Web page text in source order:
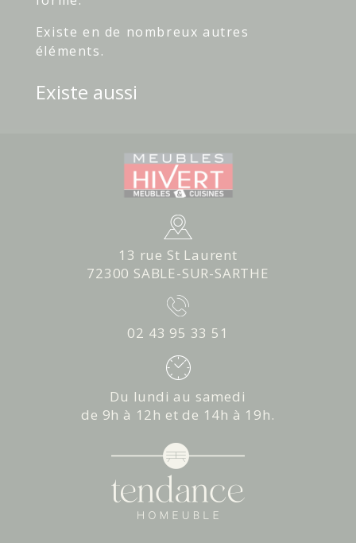
Existe en de nombreux autres
éléments.
Existe aussi
13 rue St Laurent
72300 SABLE-SUR-SARTHE
02 43 95 33 51
Du lundi au samedi
de 9h à 12h et de 14h à 19h.